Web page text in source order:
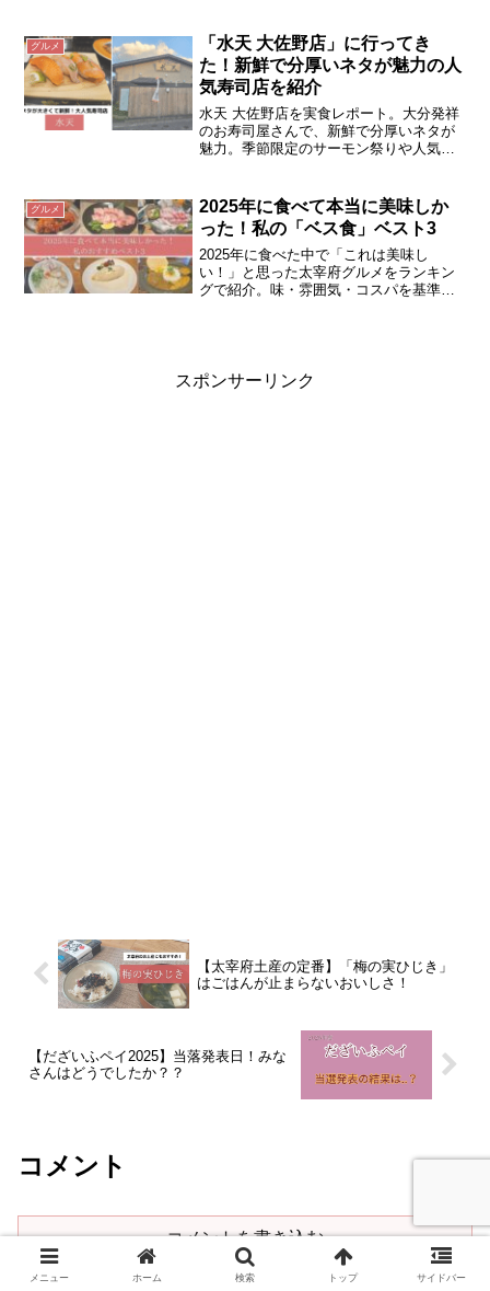
グルメ
「水天 大佐野店」に行ってき
た！新鮮で分厚いネタが魅力の人
気寿司店を紹介
水天 大佐野店を実食レポート。大分発祥
のお寿司屋さんで、新鮮で分厚いネタが
魅力。季節限定のサーモン祭りや人気の
グルメ
2025年に食べて本当に美味しか
った！私の「ベス食」ベスト3
2025年に食べた中で「これは美味し
い！」と思った太宰府グルメをランキン
グで紹介。味・雰囲気・コスパを基準に
スポンサーリンク
【太宰府土産の定番】「梅の実ひじき」
はごはんが止まらないおいしさ！
【だざいふペイ2025】当落発表日！みな
さんはどうでしたか？？
コメント
コメントを書き込む
メニュー ホーム 検索 トップ サイドバー